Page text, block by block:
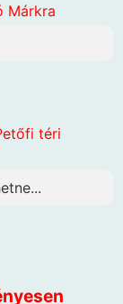
Márkra
téri